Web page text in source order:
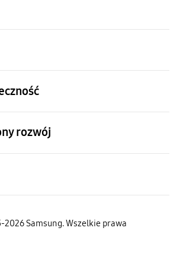
rozwój
Samsung. Wszelkie prawa